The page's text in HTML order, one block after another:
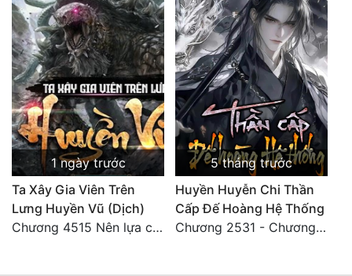
Vô Sỉ
Điềm Đạm
1 ngày trước
Ta Xây Gia Viên Trên
Lưng Huyền Vũ (Dịch)
Chương 4515 Nên lựa chọn như thế nào?
5 tháng trước
Huyền Huyễn Chi Thần
Cấp Đế Hoàng Hệ Thống
Chương 2531 - Chương cuối